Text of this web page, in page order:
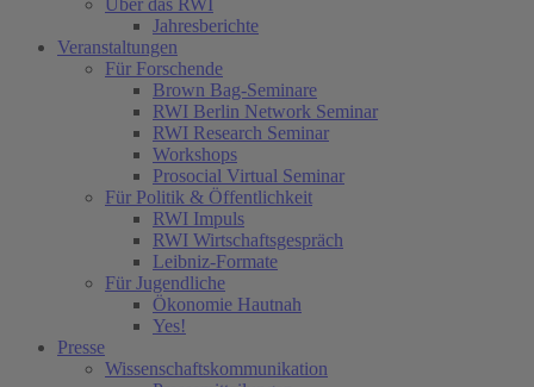
Über das RWI
Jahresberichte
Veranstaltungen
Für Forschende
Brown Bag-Seminare
RWI Berlin Network Seminar
RWI Research Seminar
Workshops
Prosocial Virtual Seminar
Für Politik & Öffentlichkeit
RWI Impuls
RWI Wirtschaftsgespräch
Leibniz-Formate
Für Jugendliche
Ökonomie Hautnah
Yes!
Presse
Wissenschaftskommunikation